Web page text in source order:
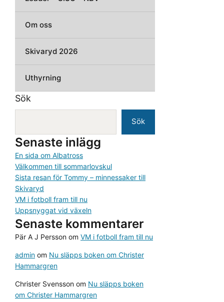
Om oss
Skivaryd 2026
Uthyrning
Sök
Sök
Senaste inlägg
En sida om Albatross
Välkommen till sommarlovskul
Sista resan för Tommy – minnessaker till
Skivaryd
VM i fotboll fram till nu
Uppsnyggat vid växeln
Senaste kommentarer
Pär A J Persson om VM i fotboll fram till nu
admin om Nu släpps boken om Christer
Hammargren
Christer Svensson om Nu släpps boken
om Christer Hammargren